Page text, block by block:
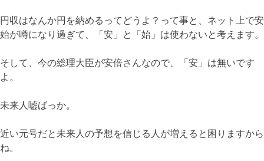
円収はなんか円を納めるってどうよ？って事と、ネット上で安
始が噂になり過ぎて、「安」と「始」は使わないと考えます。
そして、今の総理大臣が安倍さんなので、「安」は無いです
よ。
未来人嘘ばっか。
近い元号だと未来人の予想を信じる人が増えると困りますから
ね。